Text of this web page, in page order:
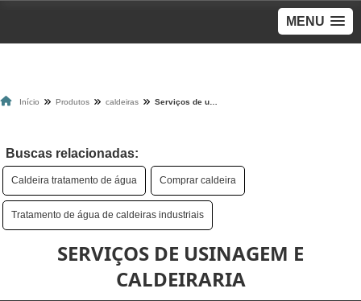
MENU
Início Produtos caldeiras
Buscas relacionadas:
Caldeira tratamento de água Comprar caldeira
Tratamento de água de caldeiras industriais
SERVIÇOS DE USINAGEM E
CALDEIRARIA